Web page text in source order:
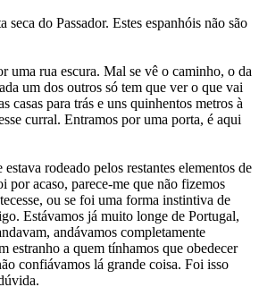
seca do Passador. Estes espanhóis não são
uma rua escura. Mal se vê o caminho, o da
um dos outros só tem que ver o que vai
casas para trás e uns quinhentos metros à
curral. Entramos por uma porta, é aqui
rodeado pelos restantes elementos de
por acaso, parece-me que não fizemos
ou se foi uma forma instintiva de
Estávamos já muito longe de Portugal,
andávamos completamente
estranho a quem tínhamos que obedecer
confiávamos lá grande coisa. Foi isso